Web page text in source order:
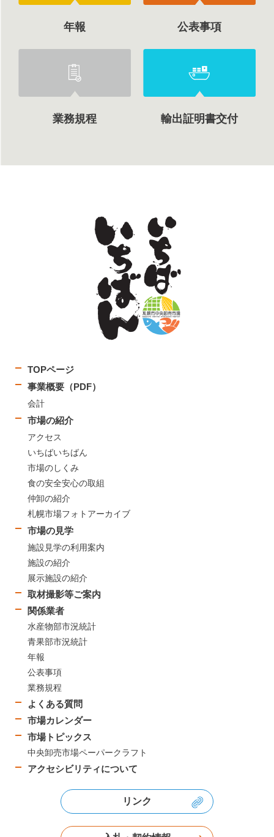
年報 公表事項
業務規程 輸出証明書交付
TOPページ
事業概要（PDF）
会計
市場の紹介
アクセス
いちばいちばん
市場のしくみ
食の安全安心の取組
仲卸の紹介
札幌市場フォトアーカイブ
市場の見学
施設見学の利用案内
施設の紹介
展示施設の紹介
取材撮影等ご案内
関係業者
水産物部市況統計
青果部市況統計
年報
公表事項
業務規程
よくある質問
市場カレンダー
市場トピックス
中央卸売市場ペーパークラフト
アクセシビリティについて
リンク